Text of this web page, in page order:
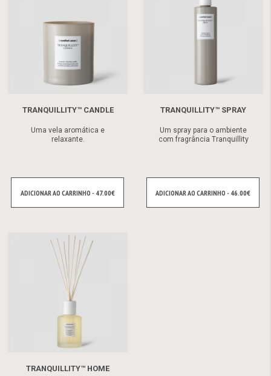
TRANQUILLITY™ CANDLE
Uma vela aromática e
relaxante.
ADICIONAR AO CARRINHO - 47.00€
TRANQUILLITY™ SPRAY
Um spray para o ambiente
com fragrância Tranquillity
ADICIONAR AO CARRINHO - 46.00€
TRANQUILLITY™ HOME